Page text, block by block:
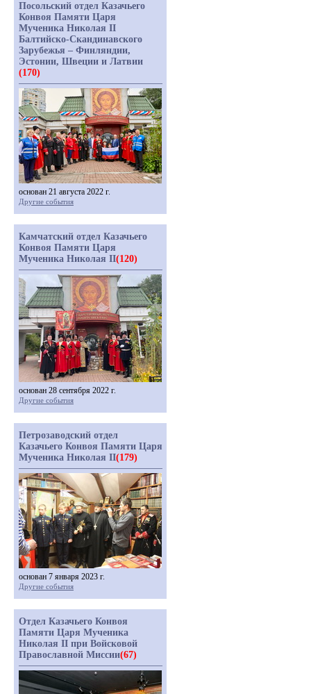
Посольский отдел Казачьего
Конвоя Памяти Царя
Мученика Николая II
Балтийско-Скандинавского
Зарубежья – Финляндии,
Эстонии, Швеции и Латвии
(170)
основан 21 августа 2022 г.
Другие события
Камчатский отдел Казачьего
Конвоя Памяти Царя
Мученика Николая II(120)
основан 28 сентября 2022 г.
Другие события
Петрозаводский отдел
Казачьего Конвоя Памяти Царя
Мученика Николая II(179)
основан 7 января 2023 г.
Другие события
Отдел Казачьего Конвоя
Памяти Царя Мученика
Николая II при Войсковой
Православной Миссии(67)